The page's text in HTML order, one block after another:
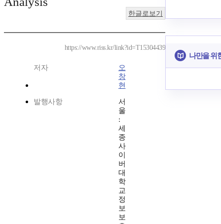
한글로보기
https://www.riss.kr/link?id=T15304439
저자
오
창
현
발행사항
서
울
:
세
종
사
이
버
대
학
교
정
보
보
나만을 위